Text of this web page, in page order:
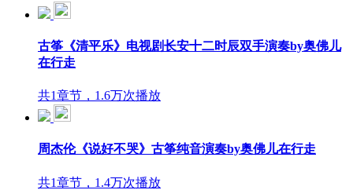
古筝《清平乐》电视剧长安十二时辰双手演奏by奥佛儿
在行走
共1章节，1.6万次播放
周杰伦《说好不哭》古筝纯音演奏by奥佛儿在行走
共1章节，1.4万次播放